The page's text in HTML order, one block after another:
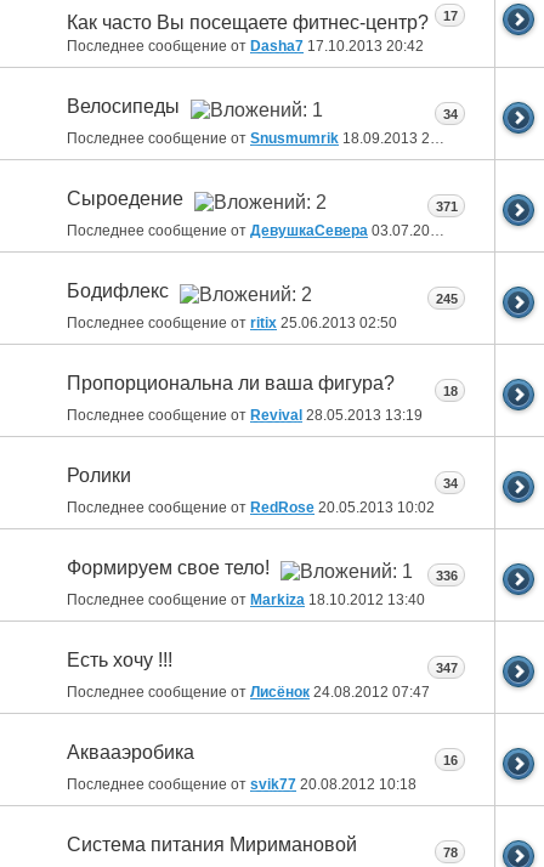
Как часто Вы посещаете фитнес-центр?
Последнее сообщение от Dasha7 17.10.2013 20:42
17
Велосипеды
Последнее сообщение от Snusmumrik 18.09.2013 20:54
34
Сыроедение
Последнее сообщение от ДевушкаСевера 03.07.2013
371
Бодифлекс
Последнее сообщение от ritix 25.06.2013 02:50
245
Пропорциональна ли ваша фигура?
Последнее сообщение от Revival 28.05.2013 13:19
18
Ролики
Последнее сообщение от RedRose 20.05.2013 10:02
34
Формируем свое тело!
Последнее сообщение от Markiza 18.10.2012 13:40
336
Есть хочу !!!
Последнее сообщение от Лисёнок 24.08.2012 07:47
347
Аквааэробика
Последнее сообщение от svik77 20.08.2012 10:18
16
Система питания Миримановой 78